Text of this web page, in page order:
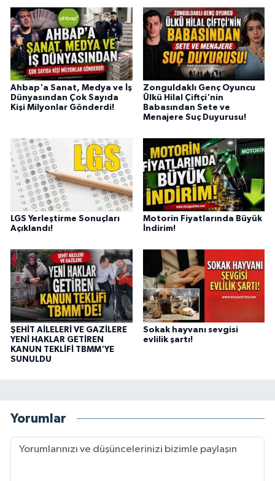
Ahbap'a Sanat, Medya ve İş
Dünyasından Çok Sayıda
Kişi Milyonlar Gönderdi!
Zonguldaklı Genç Oyuncu
Ülkü Hilal Çiftçi'nin
Babasından Sete ve
Menajere Suç Duyurusu!
LGS Yerleştirme Sonuçları
Açıklandı!
Motorin Fiyatlarında Büyük
İndirim!
ŞEHİT AİLELERİ VE GAZİLERE
YENİ HAKLAR GETİREN
KANUN TEKLİFİ TBMM'YE
SUNULDU
Sokak hayvanı sevgisi
evlilik şartı!
Yorumlar